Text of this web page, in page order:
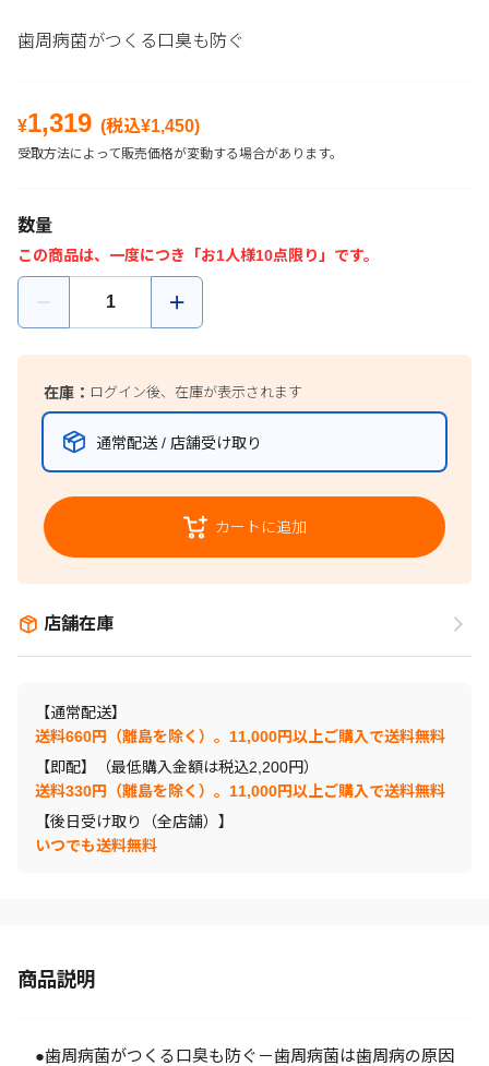
歯周病菌がつくる口臭も防ぐ
¥1,319 (税込¥1,450)
受取方法によって販売価格が変動する場合があります。
数量
この商品は、一度につき「お1人様10点限り」です。
在庫： ログイン後、在庫が表示されます
通常配送 / 店舗受け取り
カートに追加
店舗在庫
【通常配送】
送料660円（離島を除く）。11,000円以上ご購入で送料無料
【即配】（最低購入金額は税込2,200円）
送料330円（離島を除く）。11,000円以上ご購入で送料無料
【後日受け取り（全店舗）】
いつでも送料無料
商品説明
●歯周病菌がつくる口臭も防ぐ－歯周病菌は歯周病の原因